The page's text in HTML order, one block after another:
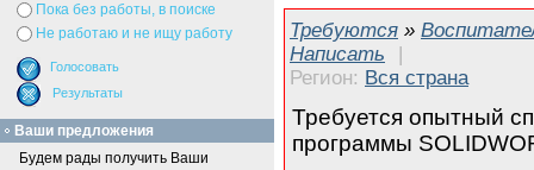
Требуются »
Написать
|
Регион: Вся страна
Требуется опытный
программы
Пока без работы, в поиске
Не работаю и не ищу работу
Ваши предложения
Будем рады получить Ваши